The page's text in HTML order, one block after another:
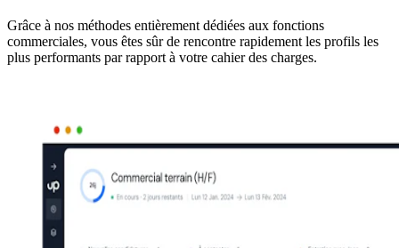
Grâce à nos méthodes entièrement dédiées aux fonctions
commerciales, vous êtes sûr de rencontre rapidement les profils les
plus performants par rapport à votre cahier des charges.